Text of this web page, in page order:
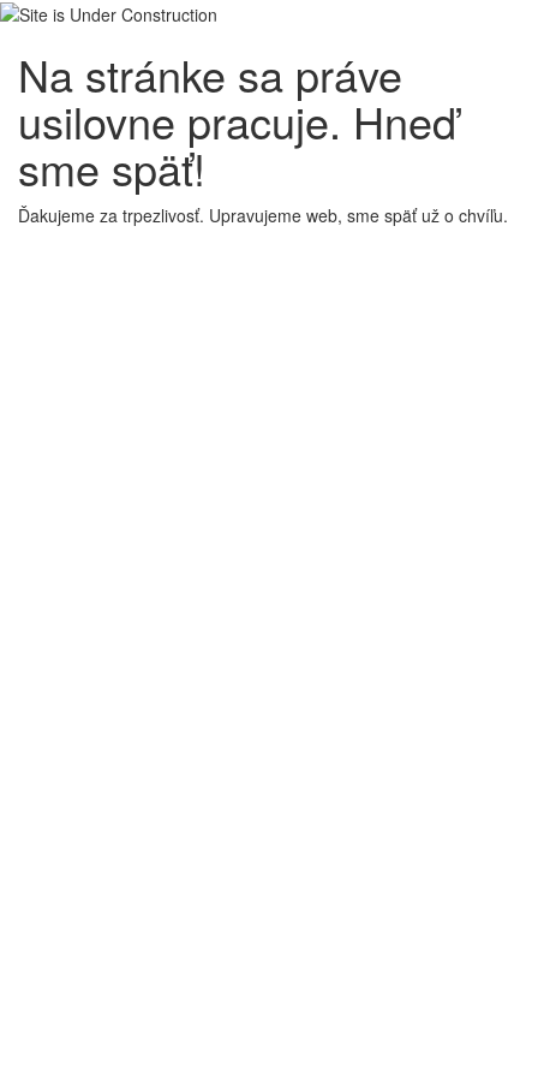
Na stránke sa práve
usilovne pracuje. Hneď
sme späť!
Ďakujeme za trpezlivosť. Upravujeme web, sme späť už o chvíľu.